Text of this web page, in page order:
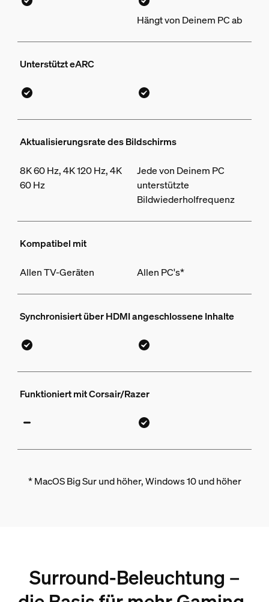
Hängt von Deinem PC ab
Unterstützt eARC
Aktualisierungsrate des Bildschirms
8K 60 Hz, 4K 120 Hz, 4K
60 Hz
Jede von Deinem PC
unterstützte
Bildwiederholfrequenz
Kompatibel mit
Allen TV-Geräten Allen PC's*
Synchronisiert über HDMI angeschlossene Inhalte
Funktioniert mit Corsair/Razer
* MacOS Big Sur und höher, Windows 10 und höher
Surround-Beleuchtung –